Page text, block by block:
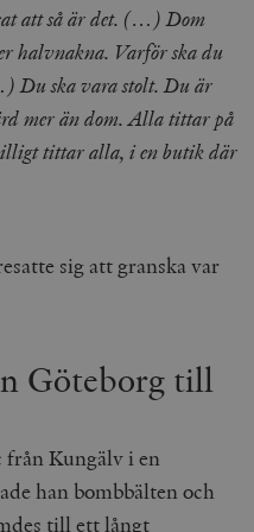
att så är det. (…) Dom
halvnakna. Varför ska du
Du ska vara stolt. Du är
mer än dom. Alla tittar på
tittar alla, i en butik där
sig att granska var
Göteborg till
från Kungälv i en
han bombbälten och
till ett långt